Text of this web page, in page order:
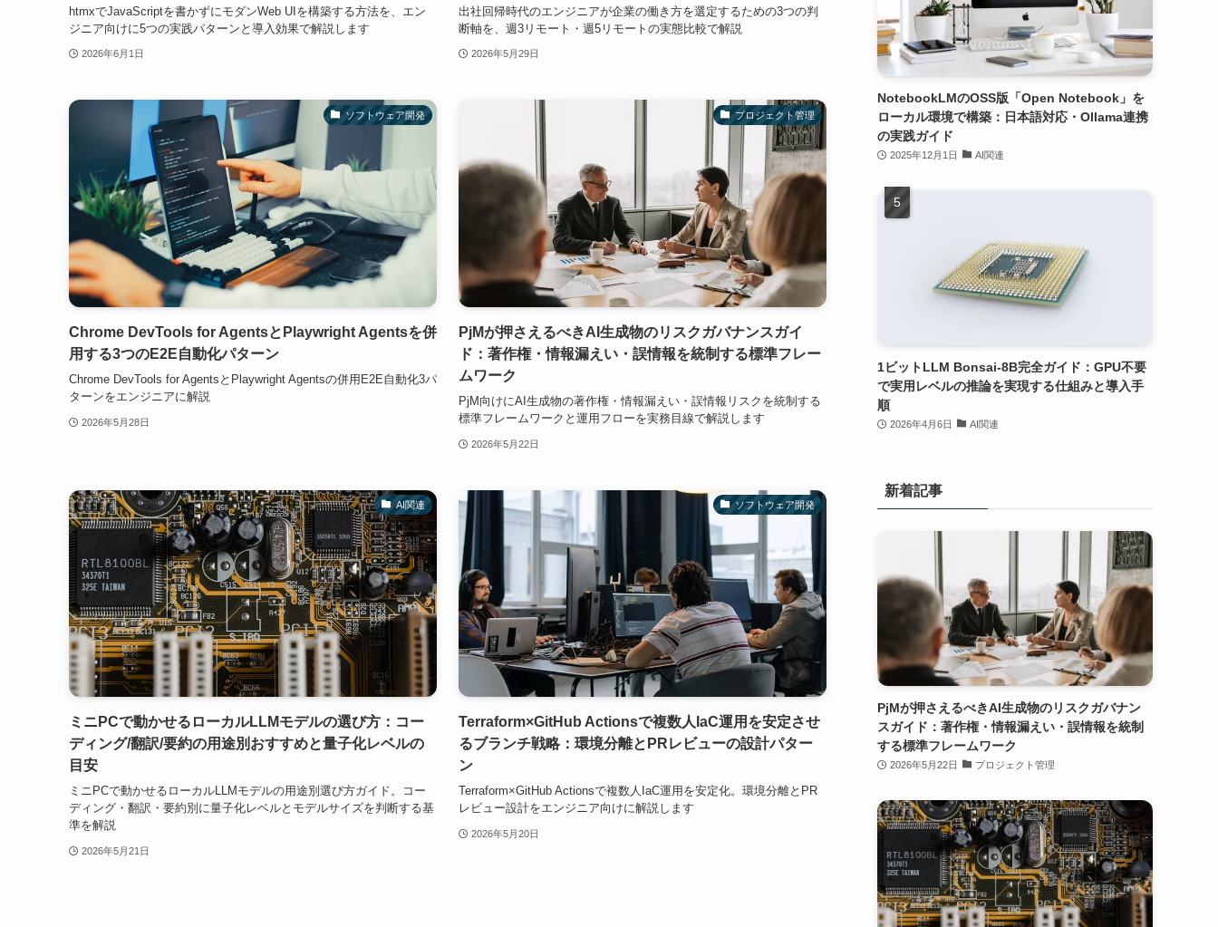
htmxでJavaScriptを書かずにモダンWeb UIを構築する方法を、エン
ジニア向けに5つの実践パターンと導入効果で解説します
2026年6月1日
出社回帰時代のエンジニアが企業の働き方を選定するための3つの判
断軸を、週3リモート・週5リモートの実態比較で解説
2026年5月29日
ソフトウェア開発
Chrome DevTools for AgentsとPlaywright Agentsを併
用する3つのE2E自動化パターン
Chrome DevTools for AgentsとPlaywright Agentsの併用E2E自動化3パ
ターンをエンジニアに解説
2026年5月28日
プロジェクト管理
PjMが押さえるべきAI生成物のリスクガバナンスガイ
ド：著作権・情報漏えい・誤情報を統制する標準フレー
ムワーク
PjM向けにAI生成物の著作権・情報漏えい・誤情報リスクを統制する
標準フレームワークと運用フローを実務目線で解説します
2026年5月22日
AI関連
ミニPCで動かせるローカルLLMモデルの選び方：コー
ディング/翻訳/要約の用途別おすすめと量子化レベルの
目安
ミニPCで動かせるローカルLLMモデルの用途別選び方ガイド。コー
ディング・翻訳・要約別に量子化レベルとモデルサイズを判断する基
準を解説
2026年5月21日
ソフトウェア開発
Terraform×GitHub Actionsで複数人IaC運用を安定させ
るブランチ戦略：環境分離とPRレビューの設計パター
ン
Terraform×GitHub Actionsで複数人IaC運用を安定化。環境分離とPR
レビュー設計をエンジニア向けに解説します
2026年5月20日
NotebookLMのOSS版「Open Notebook」を
ローカル環境で構築：日本語対応・Ollama連携
の実践ガイド
2025年12月1日 AI関連
1ビットLLM Bonsai-8B完全ガイド：GPU不要
で実用レベルの推論を実現する仕組みと導入手
順
2026年4月6日 AI関連
新着記事
PjMが押さえるべきAI生成物のリスクガバナン
スガイド：著作権・情報漏えい・誤情報を統制
する標準フレームワーク
2026年5月22日 プロジェクト管理